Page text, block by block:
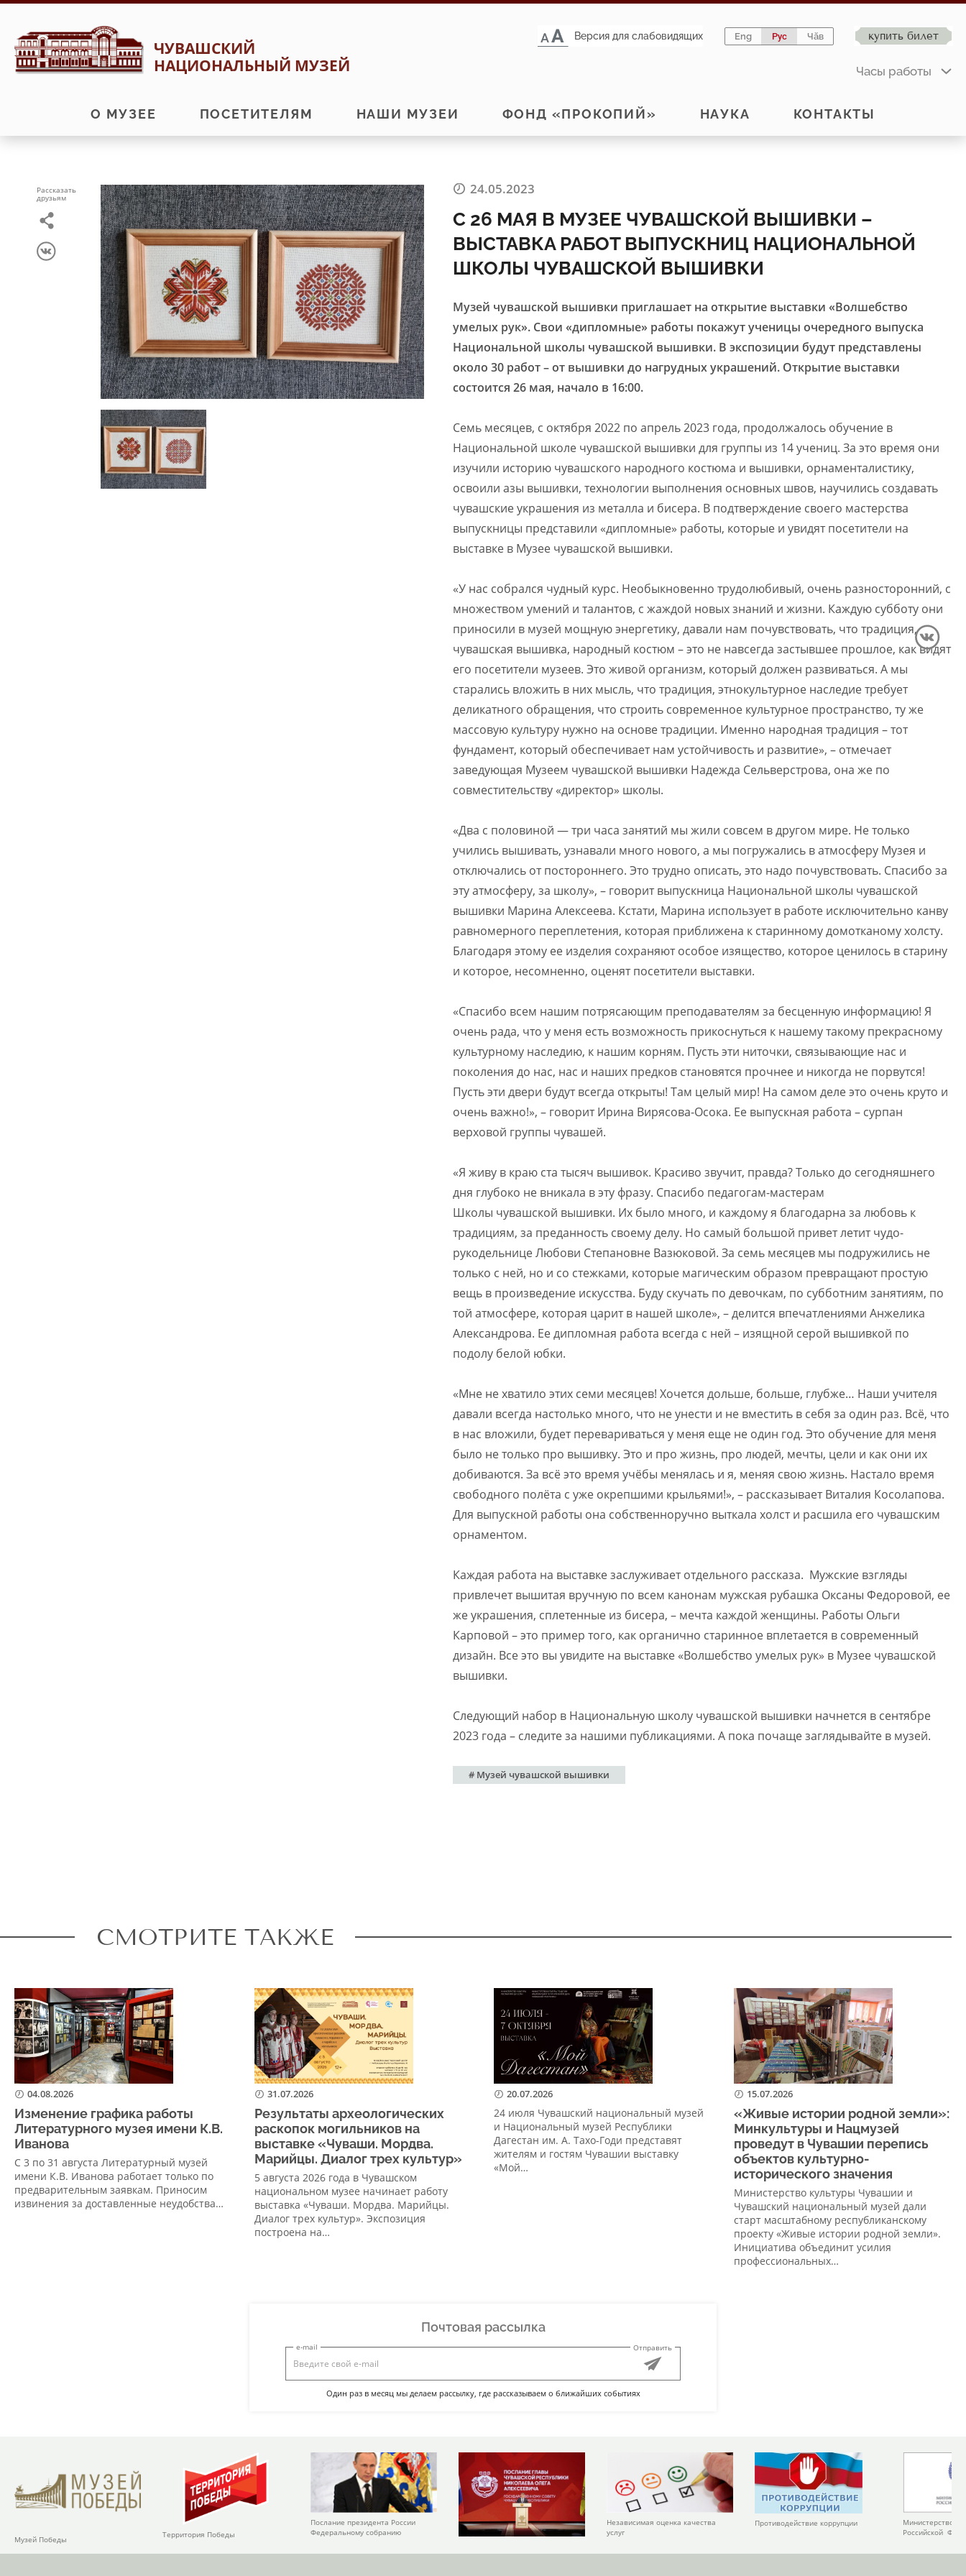
Перейти
к
навигации
Перейти
к
содержимому
ЧУВАШСКИЙ
НАЦИОНАЛЬНЫЙ МУЗЕЙ
Версия для слабовидящих Eng Рус Чӑв купить билет
Часы работы
О МУЗЕЕ ПОСЕТИТЕЛЯМ НАШИ МУЗЕИ ФОНД «ПРОКОПИЙ» НАУКА КОНТАКТЫ
Рассказать
друзьям
24.05.2023
С 26 МАЯ В МУЗЕЕ ЧУВАШСКОЙ ВЫШИВКИ –
ВЫСТАВКА РАБОТ ВЫПУСКНИЦ НАЦИОНАЛЬНОЙ
ШКОЛЫ ЧУВАШСКОЙ ВЫШИВКИ
Музей чувашской вышивки приглашает на открытие выставки «Волшебство
умелых рук». Свои «дипломные» работы покажут ученицы очередного выпуска
Национальной школы чувашской вышивки. В экспозиции будут представлены
около 30 работ – от вышивки до нагрудных украшений. Открытие выставки
состоится 26 мая, начало в 16:00.
Семь месяцев, с октября 2022 по апрель 2023 года, продолжалось обучение в
Национальной школе чувашской вышивки для группы из 14 учениц. За это время они
изучили историю чувашского народного костюма и вышивки, орнаменталистику,
освоили азы вышивки, технологии выполнения основных швов, научились создавать
чувашские украшения из металла и бисера. В подтверждение своего мастерства
выпускницы представили «дипломные» работы, которые и увидят посетители на
выставке в Музее чувашской вышивки.
«У нас собрался чудный курс. Необыкновенно трудолюбивый, очень разносторонний, с
множеством умений и талантов, с жаждой новых знаний и жизни. Каждую субботу они
приносили в музей мощную энергетику, давали нам почувствовать, что традиция,
чувашская вышивка, народный костюм – это не навсегда застывшее прошлое, как видят
его посетители музеев. Это живой организм, который должен развиваться. А мы
старались вложить в них мысль, что традиция, этнокультурное наследие требует
деликатного обращения, что строить современное культурное пространство, ту же
массовую культуру нужно на основе традиции. Именно народная традиция – тот
фундамент, который обеспечивает нам устойчивость и развитие», – отмечает
заведующая Музеем чувашской вышивки Надежда Сельверстрова, она же по
совместительству «директор» школы.
«Два с половиной — три часа занятий мы жили совсем в другом мире. Не только
учились вышивать, узнавали много нового, а мы погружались в атмосферу Музея и
отключались от постороннего. Это трудно описать, это надо почувствовать. Спасибо за
эту атмосферу, за школу», – говорит выпускница Национальной школы чувашской
вышивки Марина Алексеева. Кстати, Марина использует в работе исключительно канву
равномерного переплетения, которая приближена к старинному домотканому холсту.
Благодаря этому ее изделия сохраняют особое изящество, которое ценилось в старину
и которое, несомненно, оценят посетители выставки.
«Спасибо всем нашим потрясающим преподавателям за бесценную информацию! Я
очень рада, что у меня есть возможность прикоснуться к нашему такому прекрасному
культурному наследию, к нашим корням. Пусть эти ниточки, связывающие нас и
поколения до нас, нас и наших предков становятся прочнее и никогда не порвутся!
Пусть эти двери будут всегда открыты! Там целый мир! На самом деле это очень круто и
очень важно!», – говорит Ирина Вирясова-Осока. Ее выпускная работа – сурпан
верховой группы чувашей.
«Я живу в краю ста тысяч вышивок. Красиво звучит, правда? Только до сегодняшнего
дня глубоко не вникала в эту фразу. Спасибо педагогам-мастерам
Школы чувашской вышивки. Их было много, и каждому я благодарна за любовь к
традициям, за преданность своему делу. Но самый большой привет летит чудо-
рукодельнице Любови Степановне Вазюковой. За семь месяцев мы подружились не
только с ней, но и со стежками, которые магическим образом превращают простую
вещь в произведение искусства. Буду скучать по девочкам, по субботним занятиям, по
той атмосфере, которая царит в нашей школе», – делится впечатлениями Анжелика
Александрова. Ее дипломная работа всегда с ней – изящной серой вышивкой по
подолу белой юбки.
«Мне не хватило этих семи месяцев! Хочется дольше, больше, глубже… Наши учителя
давали всегда настолько много, что не унести и не вместить в себя за один раз. Всё, что
в нас вложили, будет перевариваться у меня еще не один год. Это обучение для меня
было не только про вышивку. Это и про жизнь, про людей, мечты, цели и как они их
добиваются. За всё это время учёбы менялась и я, меняя свою жизнь. Настало время
свободного полёта с уже окрепшими крыльями!», – рассказывает Виталия Косолапова.
Для выпускной работы она собственноручно выткала холст и расшила его чувашским
орнаментом.
Каждая работа на выставке заслуживает отдельного рассказа. Мужские взгляды
привлечет вышитая вручную по всем канонам мужская рубашка Оксаны Федоровой, ее
же украшения, сплетенные из бисера, – мечта каждой женщины. Работы Ольги
Карповой – это пример того, как органично старинное вплетается в современный
дизайн. Все это вы увидите на выставке «Волшебство умелых рук» в Музее чувашской
вышивки.
Следующий набор в Национальную школу чувашской вышивки начнется в сентябре
2023 года – следите за нашими публикациями. А пока почаще заглядывайте в музей.
# Музей чувашской вышивки
СМОТРИТЕ ТАКЖЕ
04.08.2026
Изменение графика работы
Литературного музея имени К.В.
Иванова
С 3 по 31 августа Литературный музей
имени К.В. Иванова работает только по
предварительным заявкам. Приносим
извинения за доставленные неудобства…
31.07.2026
Результаты археологических
раскопок могильников на
выставке «Чуваши. Мордва.
Марийцы. Диалог трех культур»
5 августа 2026 года в Чувашском
национальном музее начинает работу
выставка «Чуваши. Мордва. Марийцы.
Диалог трех культур». Экспозиция
построена на…
20.07.2026
24 июля Чувашский национальный музей
и Национальный музей Республики
Дагестан им. А. Тахо-Годи представят
жителям и гостям Чувашии выставку
«Мой…
15.07.2026
«Живые истории родной земли»:
Минкультуры и Нацмузей
проведут в Чувашии перепись
объектов культурно-
исторического значения
Министерство культуры Чувашии и
Чувашский национальный музей дали
старт масштабному республиканскому
проекту «Живые истории родной земли».
Инициатива объединит усилия
профессиональных…
Почтовая рассылка
e-mail Отправить
Один раз в месяц мы делаем рассылку, где рассказываем о ближайших событиях
Музей Победы Территория Победы
Послание президента России
Федеральному собранию
Независимая оценка качества
услуг
Противодействие коррупции
Министерство
Российской